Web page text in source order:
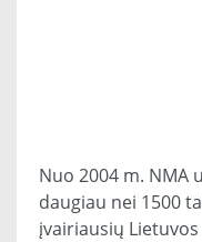
Nuo 2004 m. NMA
daugiau nei 1500
įvairiausių